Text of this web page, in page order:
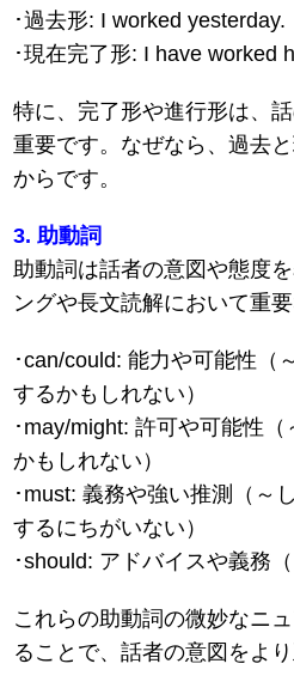
･過去形: I worked yesterday.
･現在完了形: I have worked
特に、完了形や進行形は、
重要です。なぜなら、過去
からです。
3. 助動詞
助動詞は話者の意図や態度
ングや長文読解において重
･can/could: 能力や可能性（
するかもしれない）
･may/might: 許可や可能性
かもしれない）
･must: 義務や強い推測（～
するにちがいない）
･should: アドバイスや義務
これらの助動詞の微妙なニ
ることで、話者の意図をよ